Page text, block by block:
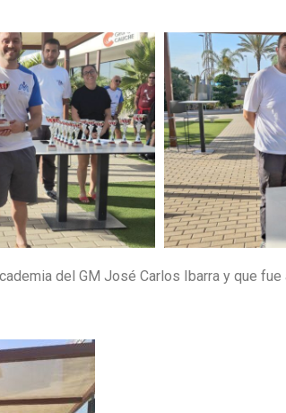
del GM José Carlos Ibarra y que